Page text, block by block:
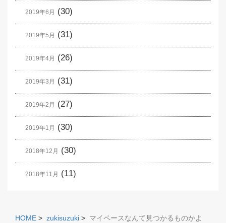
2019年6月 (30)
2019年5月 (31)
2019年4月 (26)
2019年3月 (31)
2019年2月 (27)
2019年1月 (30)
2018年12月 (30)
2018年11月 (11)
HOME > zukisuzuki > マイペースなんて見つかるものかよ